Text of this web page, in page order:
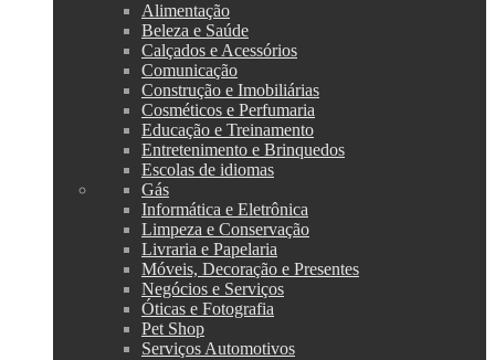
Alimentação
Beleza e Saúde
Calçados e Acessórios
Comunicação
Construção e Imobiliárias
Cosméticos e Perfumaria
Educação e Treinamento
Entretenimento e Brinquedos
Escolas de idiomas
Gás
Informática e Eletrônica
Limpeza e Conservação
Livraria e Papelaria
Móveis, Decoração e Presentes
Negócios e Serviços
Óticas e Fotografia
Pet Shop
Serviços Automotivos